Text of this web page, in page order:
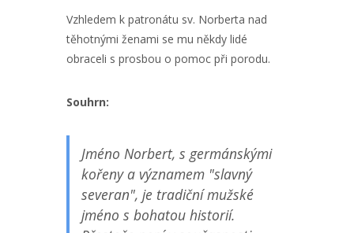
Vzhledem k patronátu sv. Norberta nad
těhotnými ženami se mu někdy lidé
obraceli s prosbou o pomoc při porodu.
Souhrn:
Jméno Norbert, s germánskými
kořeny a významem "slavný
severan", je tradiční mužské
jméno s bohatou historií.